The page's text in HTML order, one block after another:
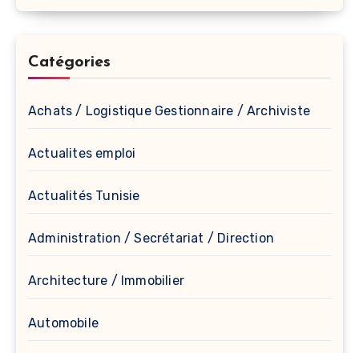
Catégories
Achats / Logistique Gestionnaire / Archiviste
Actualites emploi
Actualités Tunisie
Administration / Secrétariat / Direction
Architecture / Immobilier
Automobile